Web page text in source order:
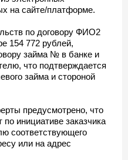
на сайте/платформе.
по договору ФИО2
154 772 рублей,
займа № в банке и
что подтверждается
займа и стороной
предусмотрено, что
инициативе заказчика
соответствующего
или на адрес